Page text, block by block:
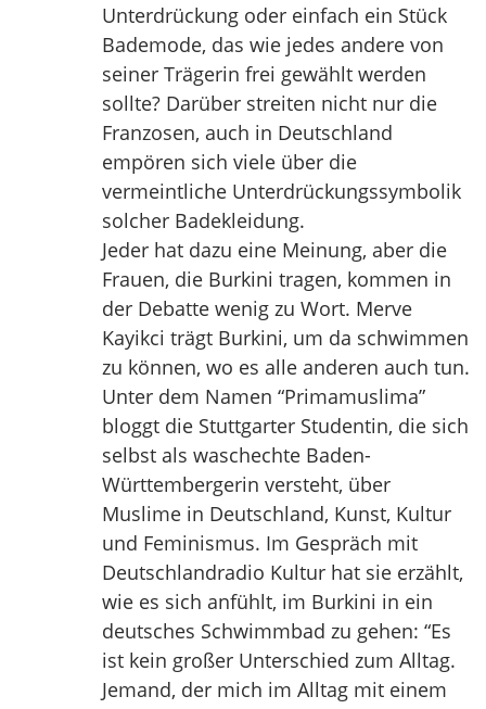
Unterdrückung oder einfach ein Stück
Bademode, das wie jedes andere von
seiner Trägerin frei gewählt werden
sollte? Darüber streiten nicht nur die
Franzosen, auch in Deutschland
empören sich viele über die
vermeintliche Unterdrückungssymbolik
solcher Badekleidung.
Jeder hat dazu eine Meinung, aber die
Frauen, die Burkini tragen, kommen in
der Debatte wenig zu Wort. Merve
Kayikci trägt Burkini, um da schwimmen
zu können, wo es alle anderen auch tun.
Unter dem Namen “Primamuslima”
bloggt die Stuttgarter Studentin, die sich
selbst als waschechte Baden-
Württembergerin versteht, über
Muslime in Deutschland, Kunst, Kultur
und Feminismus. Im Gespräch mit
Deutschlandradio Kultur hat sie erzählt,
wie es sich anfühlt, im Burkini in ein
deutsches Schwimmbad zu gehen: “Es
ist kein großer Unterschied zum Alltag.
Jemand, der mich im Alltag mit einem